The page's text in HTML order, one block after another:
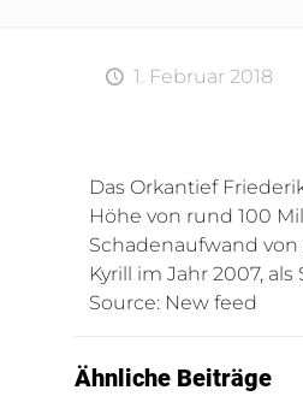
1. Februar 2018
Das Orkantief
Höhe von rund 100
Schadenaufwand
Kyrill im Jahr 2007,
Source: New feed
Ähnliche Beiträge